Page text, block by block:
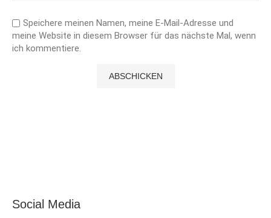
Speichere meinen Namen, meine E-Mail-Adresse und
meine Website in diesem Browser für das nächste Mal, wenn
ich kommentiere.
Social Media